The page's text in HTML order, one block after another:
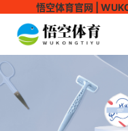
悟空体育官网 |